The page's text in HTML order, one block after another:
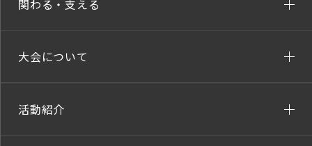
関わる・支える
大会について
活動紹介